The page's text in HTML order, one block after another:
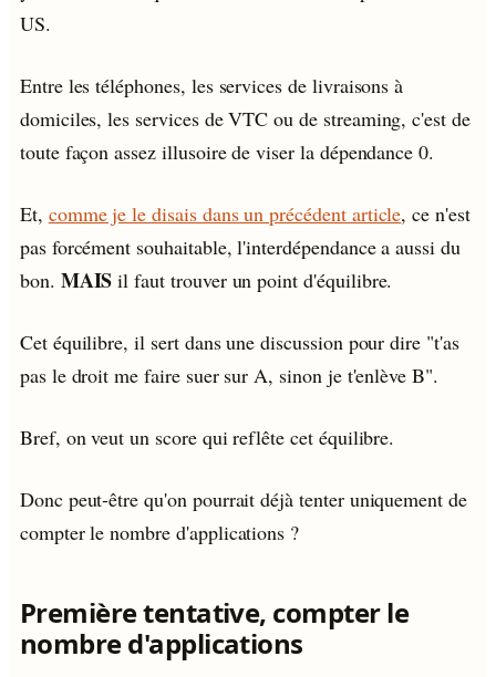
US.
Entre les téléphones, les services de livraisons à
domiciles, les services de VTC ou de streaming, c'est de
toute façon assez illusoire de viser la dépendance 0.
Et, comme je le disais dans un précédent article, ce n'est
pas forcément souhaitable, l'interdépendance a aussi du
bon. MAIS il faut trouver un point d'équilibre.
Cet équilibre, il sert dans une discussion pour dire "t'as
pas le droit me faire suer sur A, sinon je t'enlève B".
Bref, on veut un score qui reflête cet équilibre.
Donc peut-être qu'on pourrait déjà tenter uniquement de
compter le nombre d'applications ?
Première tentative, compter le
nombre d'applications